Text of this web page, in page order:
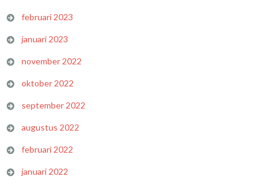
februari 2023
januari 2023
november 2022
oktober 2022
september 2022
augustus 2022
februari 2022
januari 2022